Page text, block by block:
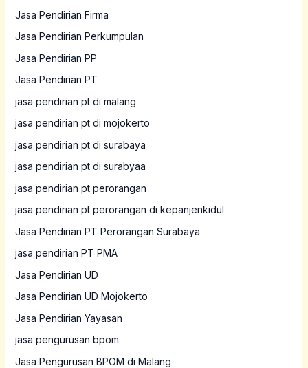
Jasa Pendirian Firma
Jasa Pendirian Perkumpulan
Jasa Pendirian PP
Jasa Pendirian PT
jasa pendirian pt di malang
jasa pendirian pt di mojokerto
jasa pendirian pt di surabaya
jasa pendirian pt di surabyaa
jasa pendirian pt perorangan
jasa pendirian pt perorangan di kepanjenkidul
Jasa Pendirian PT Perorangan Surabaya
jasa pendirian PT PMA
Jasa Pendirian UD
Jasa Pendirian UD Mojokerto
Jasa Pendirian Yayasan
jasa pengurusan bpom
Jasa Pengurusan BPOM di Malang